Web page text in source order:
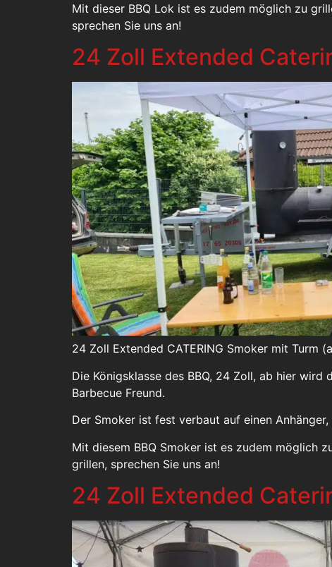
Mit dieser BBQ Lok ist es zudem möglich zu
sprechen Sie uns an!
24 Zoll Extended
24 Zoll Extended CATERING Smoker mit Turm
Die Königsklasse des BBQ, 24 Zoll, ab hier
Barbecue Freund.
Der Smoker ist fest verbaut auf einen
Mit diesem BBQ Smoker ist es zudem möglich
grillen, sprechen Sie uns an!
24 Zoll Extended